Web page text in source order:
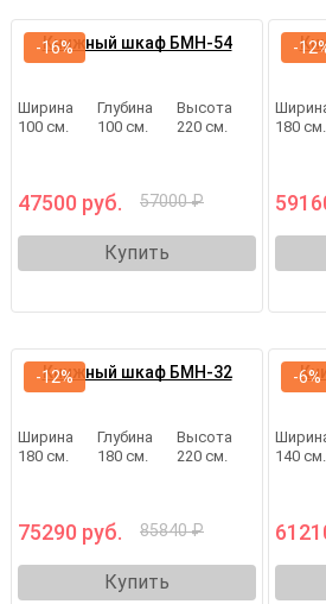
Книжный шкаф БМН-54
Ширина
100 см.
Глубина
100 см.
Высота
220 см.
47500 руб. 57000 ₽
Купить
-16%
180 см.
-
Книжный шкаф БМН-32
Ширина
180 см.
Глубина
180 см.
Высота
220 см.
75290 руб. 85840 ₽
Купить
-12%
140 см.
-6%